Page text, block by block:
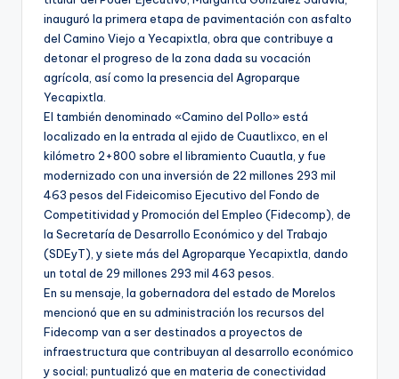
inauguró la primera etapa de pavimentación con asfalto
del Camino Viejo a Yecapixtla, obra que contribuye a
detonar el progreso de la zona dada su vocación
agrícola, así como la presencia del Agroparque
Yecapixtla.
El también denominado «Camino del Pollo» está
localizado en la entrada al ejido de Cuautlixco, en el
kilómetro 2+800 sobre el libramiento Cuautla, y fue
modernizado con una inversión de 22 millones 293 mil
463 pesos del Fideicomiso Ejecutivo del Fondo de
Competitividad y Promoción del Empleo (Fidecomp), de
la Secretaría de Desarrollo Económico y del Trabajo
(SDEyT), y siete más del Agroparque Yecapixtla, dando
un total de 29 millones 293 mil 463 pesos.
En su mensaje, la gobernadora del estado de Morelos
mencionó que en su administración los recursos del
Fidecomp van a ser destinados a proyectos de
infraestructura que contribuyan al desarrollo económico
y social; puntualizó que en materia de conectividad